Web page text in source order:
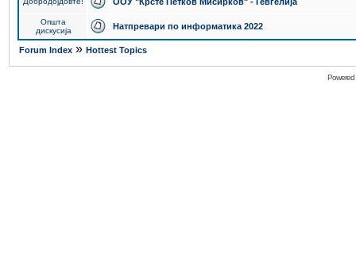
Општа
дискусија
Натпревари по информатика 2022
Forum Index » Hottest Topics